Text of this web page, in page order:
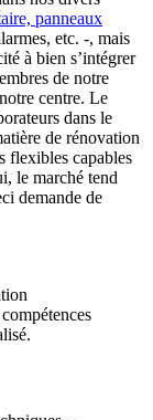
panneaux
etc. -, mais
à bien s’intégrer
de notre
centre. Le
dans le
de rénovation
flexibles capables
le marché tend
demande de